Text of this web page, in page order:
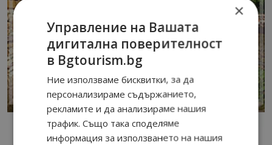
×
Управление на Вашата
дигитална поверителност
в Bgtourism.bg
Ние използваме бисквитки, за да
персонализираме съдържанието,
рекламите и да анализираме нашия
трафик. Също така споделяме
информация за използването на нашия